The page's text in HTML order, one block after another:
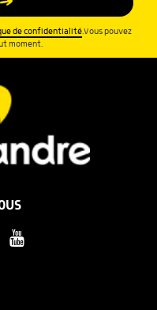
de confidentialité.Vous pouvez
moment.